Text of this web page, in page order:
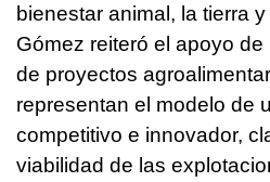
bienestar animal, la tierra
Gómez reiteró el apoyo
de proyectos
representan el modelo de
competitivo e innovador,
viabilidad de las